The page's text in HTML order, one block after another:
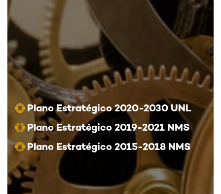
Plano Estratégico 2020-2030 UNL
Plano Estratégico 2019-2021 NMS
Plano Estratégico 2015-2018 NMS